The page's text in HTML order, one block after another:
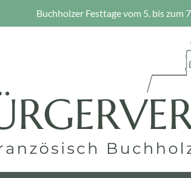
Buchholzer Festtage vom 5. bis zum